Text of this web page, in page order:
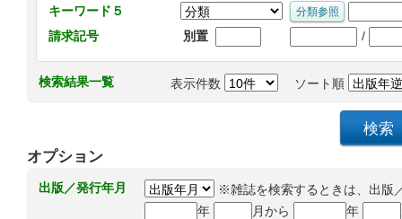
キーワード５
請求記号
別置 /
検索結果一覧 表示件数 ソート順
オプション
出版／発行年月
※雑誌を検索するときは、出版
年
月から 年